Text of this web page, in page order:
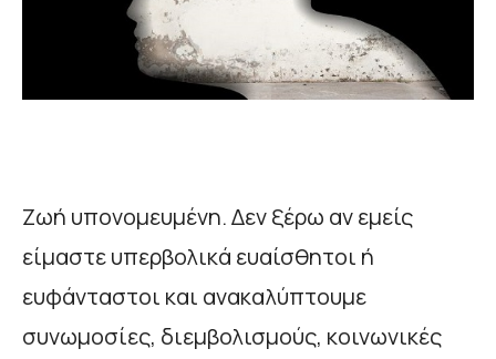
Ζωή υπονομευμένη. Δεν ξέρω αν εμείς
είμαστε υπερβολικά ευαίσθητοι ή
ευφάνταστοι και ανακαλύπτουμε
συνωμοσίες, διεμβολισμούς, κοινωνικές